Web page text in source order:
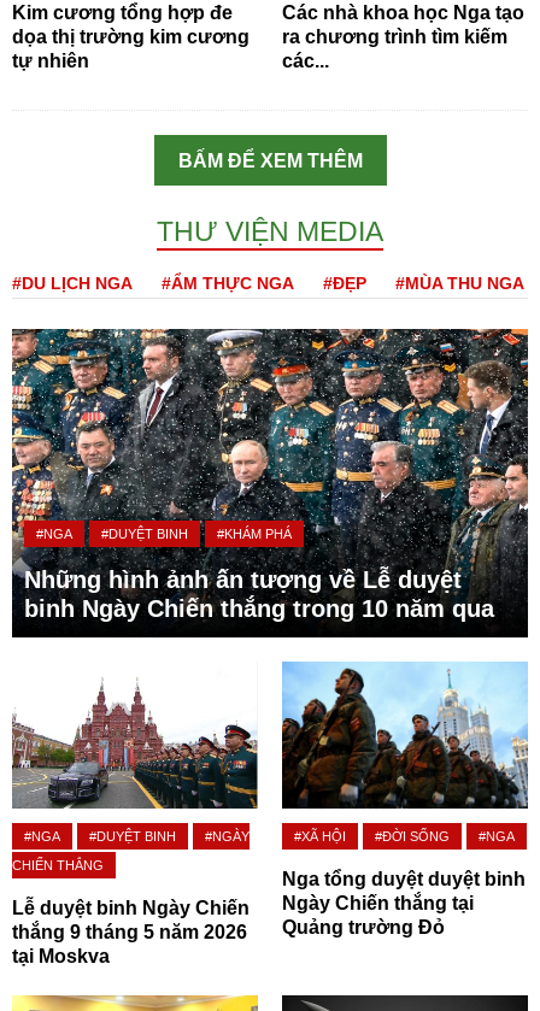
Kim cương tổng hợp đe
dọa thị trường kim cương
tự nhiên
Các nhà khoa học Nga tạo
ra chương trình tìm kiếm
các...
BẤM ĐỂ XEM THÊM
THƯ VIỆN MEDIA
#DU LỊCH NGA #ẨM THỰC NGA #ĐẸP #MÙA THU NGA
#NGA #DUYỆT BINH #KHÁM PHÁ
Những hình ảnh ấn tượng về Lễ duyệt
binh Ngày Chiến thắng trong 10 năm qua
#NGA #DUYỆT BINH
#NGÀY
CHIẾN THẮNG
Lễ duyệt binh Ngày Chiến
thắng 9 tháng 5 năm 2026
tại Moskva
#XÃ HỘI #ĐỜI SỐNG #NGA
Nga tổng duyệt duyệt binh
Ngày Chiến thắng tại
Quảng trường Đỏ